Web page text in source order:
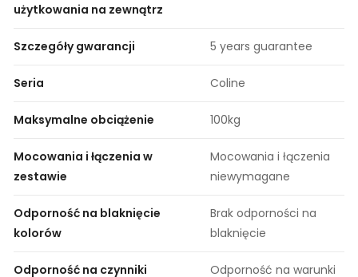
użytkowania na zewnątrz
Szczegóły gwarancji 5 years guarantee
Seria Coline
Maksymalne obciążenie 100kg
Mocowania i łączenia w
zestawie
Mocowania i łączenia
niewymagane
Odporność na blaknięcie
kolorów
Brak odporności na
blaknięcie
Odporność na czynniki
Odporność na warunki